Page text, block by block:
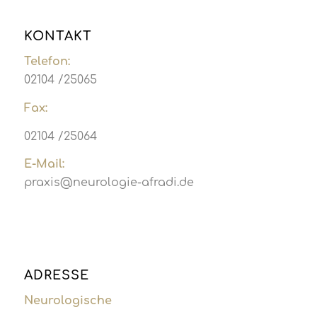
KONTAKT
Telefon:
02104 /25065
Fax:
02104 /25064
E-Mail:
praxis@neurologie-afradi.de
ADRESSE
Neurologische